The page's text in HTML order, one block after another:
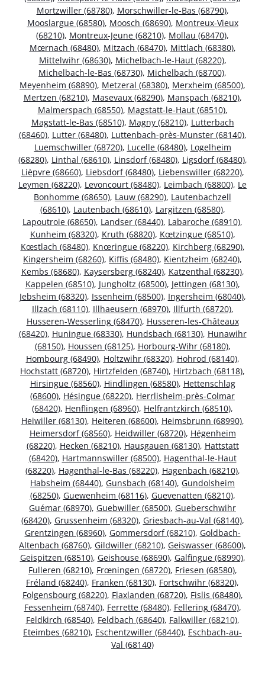
Mortzwiller (68780), Morschwiller-le-Bas (68790),
Mooslargue (68580), Moosch (68690), Montreux-Vieux
(68210), Montreux-Jeune (68210), Mollau (68470),
Mœrnach (68480), Mitzach (68470), Mittlach (68380),
Mittelwihr (68630), Michelbach-le-Haut (68220),
Michelbach-le-Bas (68730), Michelbach (68700),
Meyenheim (68890), Metzeral (68380), Merxheim (68500),
Mertzen (68210), Masevaux (68290), Manspach (68210),
Malmerspach (68550), Magstatt-le-Haut (68510),
Magstatt-le-Bas (68510), Magny (68210), Lutterbach
(68460), Lutter (68480), Luttenbach-près-Munster (68140),
Luemschwiller (68720), Lucelle (68480), Logelheim
(68280), Linthal (68610), Linsdorf (68480), Ligsdorf (68480),
Lièpvre (68660), Liebsdorf (68480), Liebenswiller (68220),
Leymen (68220), Levoncourt (68480), Leimbach (68800), Le
Bonhomme (68650), Lauw (68290), Lautenbachzell
(68610), Lautenbach (68610), Largitzen (68580),
Lapoutroie (68650), Landser (68440), Labaroche (68910),
Kunheim (68320), Kruth (68820), Kœtzingue (68510),
Kœstlach (68480), Knœringue (68220), Kirchberg (68290),
Kingersheim (68260), Kiffis (68480), Kientzheim (68240),
Kembs (68680), Kaysersberg (68240), Katzenthal (68230),
Kappelen (68510), Jungholtz (68500), Jettingen (68130),
Jebsheim (68320), Issenheim (68500), Ingersheim (68040),
Illzach (68110), Illhaeusern (68970), Illfurth (68720),
Husseren-Wesserling (68470), Husseren-les-Châteaux
(68420), Huningue (68330), Hundsbach (68130), Hunawihr
(68150), Houssen (68125), Horbourg-Wihr (68180),
Hombourg (68490), Holtzwihr (68320), Hohrod (68140),
Hochstatt (68720), Hirtzfelden (68740), Hirtzbach (68118),
Hirsingue (68560), Hindlingen (68580), Hettenschlag
(68600), Hésingue (68220), Herrlisheim-près-Colmar
(68420), Henflingen (68960), Helfrantzkirch (68510),
Heiwiller (68130), Heiteren (68600), Heimsbrunn (68990),
Heimersdorf (68560), Heidwiller (68720), Hégenheim
(68220), Hecken (68210), Hausgauen (68130), Hattstatt
(68420), Hartmannswiller (68500), Hagenthal-le-Haut
(68220), Hagenthal-le-Bas (68220), Hagenbach (68210),
Habsheim (68440), Gunsbach (68140), Gundolsheim
(68250), Guewenheim (68116), Guevenatten (68210),
Guémar (68970), Guebwiller (68500), Gueberschwihr
(68420), Grussenheim (68320), Griesbach-au-Val (68140),
Grentzingen (68960), Gommersdorf (68210), Goldbach-
Altenbach (68760), Gildwiller (68210), Geiswasser (68600),
Geispitzen (68510), Geishouse (68690), Galfingue (68990),
Fulleren (68210), Frœningen (68720), Friesen (68580),
Fréland (68240), Franken (68130), Fortschwihr (68320),
Folgensbourg (68220), Flaxlanden (68720), Fislis (68480),
Fessenheim (68740), Ferrette (68480), Fellering (68470),
Feldkirch (68540), Feldbach (68640), Falkwiller (68210),
Eteimbes (68210), Eschentzwiller (68440), Eschbach-au-
Val (68140)